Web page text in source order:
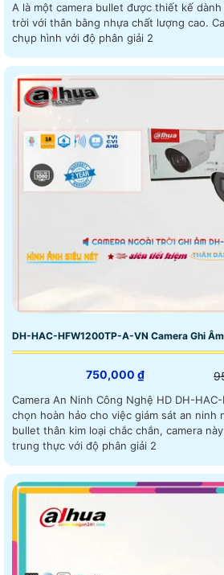
A là một camera bullet được thiết kế
trời với thân bằng nhựa chất lượng cao. Camera này có khả năng
chụp hình với độ phân giải 2
DH-HAC-HFW1200TP-A-VN Camera Ghi Âm
750,000 ₫
Camera An Ninh Công Nghệ HD DH-
chọn hoàn hảo cho việc giám sát an ninh ngoài
bullet thân kim loại chắc chắn, camera
trung thực với độ phân giải 2